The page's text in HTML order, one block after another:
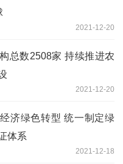
2021-12-20
总数2508家 持续推进农
2021-12-20
济绿色转型 统一制定绿
体系
2021-12-18